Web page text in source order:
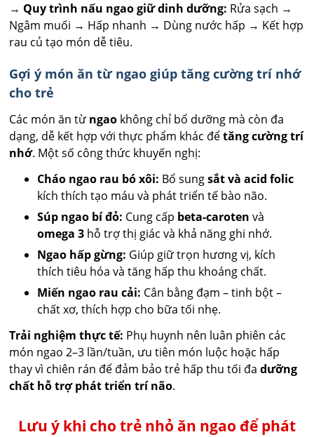
→ Quy trình nấu ngao giữ dinh dưỡng: Rửa sạch →
Ngâm muối → Hấp nhanh → Dùng nước hấp → Kết hợp
rau củ tạo món dễ tiêu.
Gợi ý món ăn từ ngao giúp tăng cường trí nhớ
cho trẻ
Các món ăn từ ngao không chỉ bổ dưỡng mà còn đa
dạng, dễ kết hợp với thực phẩm khác đểtăng cường trí
nhớ. Một số công thức khuyến nghị:
Cháo ngao rau bó xôi: Bổ sungsắt và acid folic
kích thích tạo máu và phát triển tế bào não.
Súp ngao bí đỏ: Cung cấp beta-caroten và
omega 3 hỗ trợ thị giác và khả năng ghi nhớ.
Ngao hấp gừng: Giúp giữ trọn hương vị, kích
thích tiêu hóa và tăng hấp thu khoáng chất.
Miến ngao rau cải: Cân bằng đạm – tinh bột –
chất xơ, thích hợp cho bữa tối nhẹ.
Trải nghiệm thực tế: Phụ huynh nên luân phiên các
món ngao 2–3 lần/tuần, ưu tiên món luộc hoặc hấp
thay vì chiên rán để đảm bảo trẻ hấp thu tối đadưỡng
chất hỗ trợ phát triển trí não.
Lưu ý khi cho trẻ nhỏ ăn ngao để phát